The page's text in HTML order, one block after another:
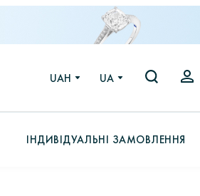
UAH UA
ІНДИВІДУАЛЬНІ ЗАМОВЛЕННЯ